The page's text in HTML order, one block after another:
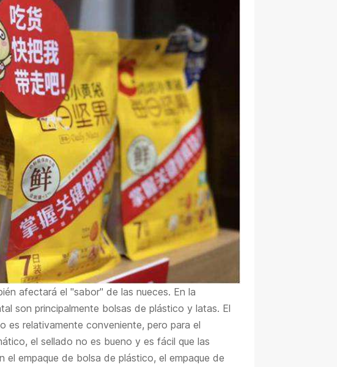
afectará el "sabor" de las nueces. En la
son principalmente bolsas de plástico y latas. El
es relativamente conveniente, pero para el
el sellado no es bueno y es fácil que las
el empaque de bolsa de plástico, el empaque de